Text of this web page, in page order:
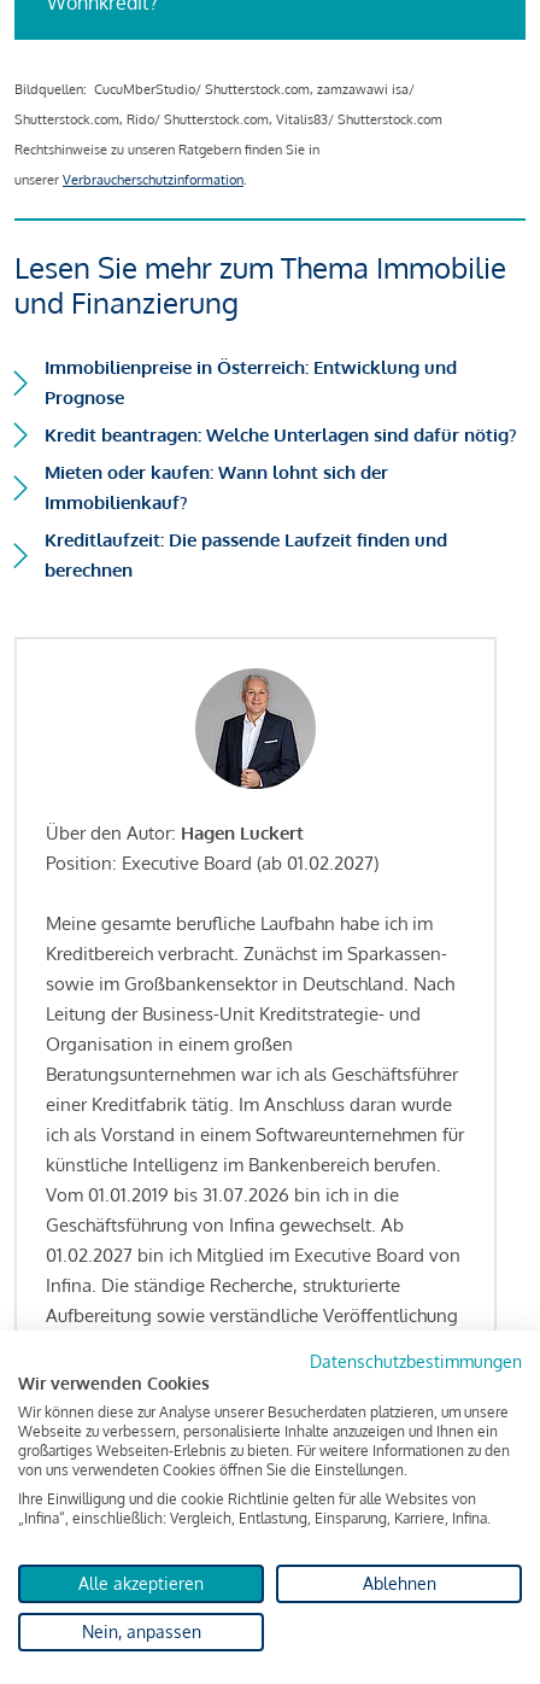
Bildquellen: CucuMberStudio/ Shutterstock.com, zamzawawi isa/
Shutterstock.com, Rido/ Shutterstock.com, Vitalis83/ Shutterstock.com
Rechtshinweise zu unseren Ratgebern finden Sie in
unserer Verbraucherschutzinformation.
Lesen Sie mehr zum Thema Immobilie
und Finanzierung
Immobilienpreise in Österreich: Entwicklung und
Prognose
Kredit beantragen: Welche Unterlagen sind dafür nötig?
Mieten oder kaufen: Wann lohnt sich der
Immobilienkauf?
Kreditlaufzeit: Die passende Laufzeit finden und
berechnen
Über den Autor: Hagen Luckert
Position: Executive Board (ab 01.02.2027)
Meine gesamte berufliche Laufbahn habe ich im
Kreditbereich verbracht. Zunächst im Sparkassen-
sowie im Großbankensektor in Deutschland. Nach
Leitung der Business-Unit Kreditstrategie- und
Organisation in einem großen
Beratungsunternehmen war ich als Geschäftsführer
einer Kreditfabrik tätig. Im Anschluss daran wurde
ich als Vorstand in einem Softwareunternehmen für
künstliche Intelligenz im Bankenbereich berufen.
Vom 01.01.2019 bis 31.07.2026 bin ich in die
Geschäftsführung von Infina gewechselt. Ab
01.02.2027 bin ich Mitglied im Executive Board von
Infina. Die ständige Recherche, strukturierte
Aufbereitung sowie verständliche Veröffentlichung
Kreditgeschäft gehören zu den wesentlichen
Schwerpunktsetzungen meiner Funktion.
Lesen Sie meine Finanzierungs-Tipps
KreditindexDas Wohnkredit Barometer
Datenschutzbestimmungen
Wir verwenden Cookies
Wir können diese zur Analyse unserer Besucherdaten platzieren, um unsere
Webseite zu verbessern, personalisierte Inhalte anzuzeigen und Ihnen ein
großartiges Webseiten-Erlebnis zu bieten. Für weitere Informationen zu den
von uns verwendeten Cookies öffnen Sie die Einstellungen.
Ihre Einwilligung und die cookie Richtlinie gelten für alle Websites von
„Infina“, einschließlich: Vergleich, Entlastung, Einsparung, Karriere, Infina.
Alle akzeptieren Ablehnen
Nein, anpassen